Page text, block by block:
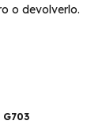
o devolverlo.
G703